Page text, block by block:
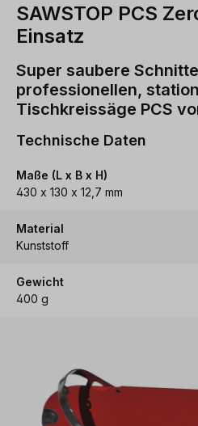
SAWSTOP PCS
Einsatz
Super saubere
professionellen,
Tischkreissäge PCS
Technische Daten
Maße (L x B x H)
430 x 130 x 12,7 mm
Material
Kunststoff
Gewicht
400 g